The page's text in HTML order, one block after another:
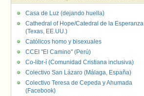
Casa de Luz (dejando huella)
Cathedral of Hope/Catedral de la Esperanza
(Texas, EE.UU.)
Católicos homo y bisexuales
CCEI "El Camino" (Perú)
Co-libr-í (Comunidad Cristiana inclusiva)
Colectivo San Lázaro (Málaga, España)
Colectivo Teresa de Cepeda y Ahumada
(Facebook)